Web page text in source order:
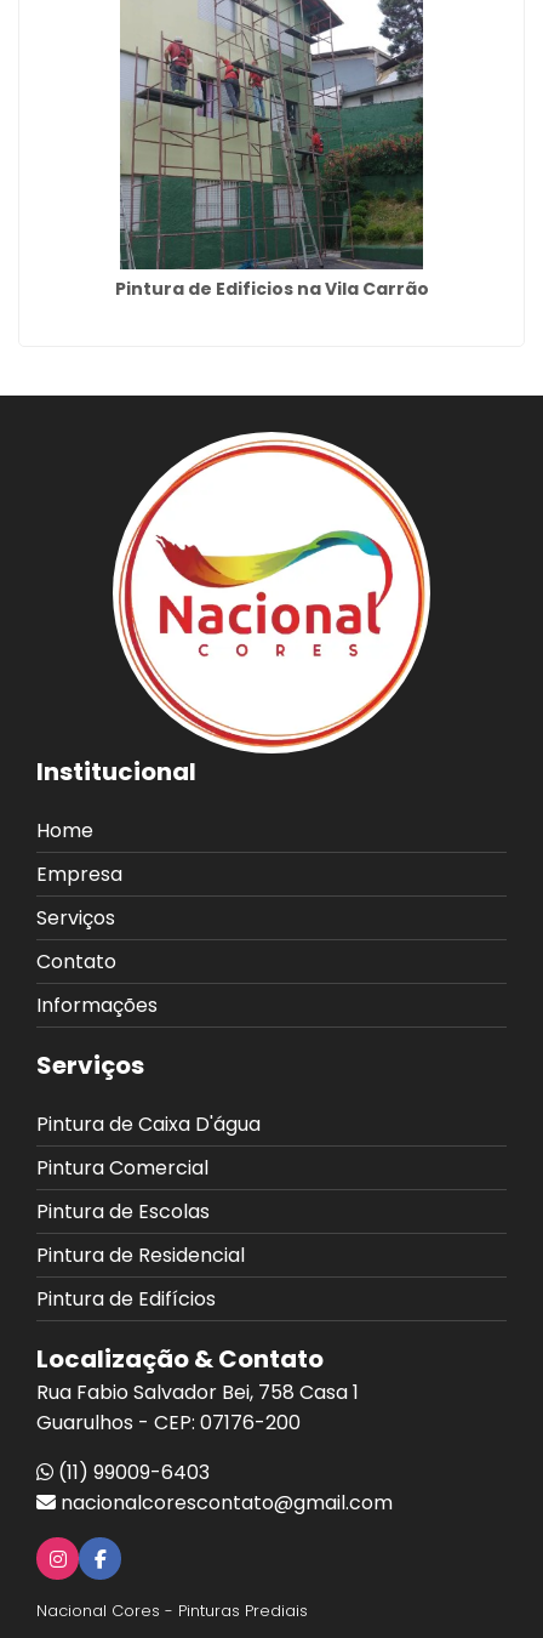
Pintura de Edificios na Vila Carrão
Institucional
Home
Empresa
Serviços
Contato
Informações
Serviços
Pintura de Caixa D'água
Pintura Comercial
Pintura de Escolas
Pintura de Residencial
Pintura de Edifícios
Localização & Contato
Rua Fabio Salvador Bei, 758 Casa 1
Guarulhos - CEP: 07176-200
(11) 99009-6403
nacionalcorescontato@gmail.com
Nacional Cores - Pinturas Prediais